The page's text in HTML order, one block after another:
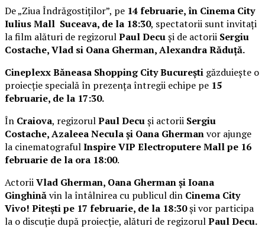
De „Ziua Îndrăgostiților”, pe 14 februarie, în Cinema City
Iulius Mall Suceava, de la 18:30, spectatorii sunt invitați
la film alături de regizorulPaul Decuși de actorii Sergiu
Costache, Vlad si Oana Gherman, Alexandra Răduță.
Cineplexx Băneasa Shopping City București găzduiește o
proiecție specială în prezența întregii echipe pe 15
februarie, de la 17:30.
În Craiova, regizorulPaul Decuși actorii Sergiu
Costache, Azaleea Necula și Oana Ghermanvor ajunge
la cinematografulInspire VIP Electroputere Mall pe 16
februarie de la ora 18:00.
ActoriiVlad Gherman, Oana Gherman și Ioana
Ginghinăvin la întâlnirea cu publicul din Cinema City
Vivo! Pitești pe 17 februarie, de la 18:30și vor participa
la o discuție după proiecție, alături de regizorulPaul Decu.